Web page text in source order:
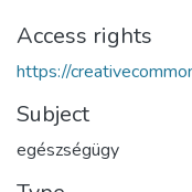
Access rights
https://
Subject
egészségügy